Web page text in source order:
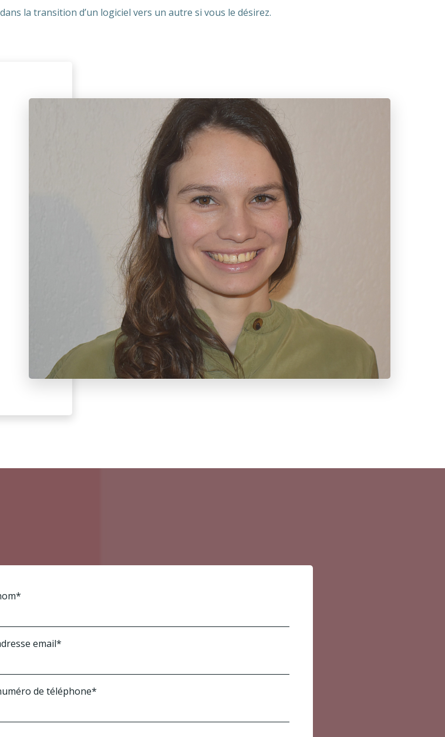
la transition d’un logiciel vers un autre si vous le désirez.
email*
de téléphone*